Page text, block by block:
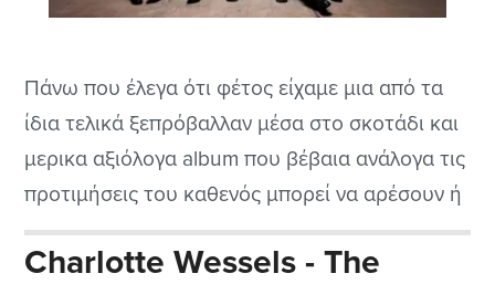
Πάνω που έλεγα ότι φέτος είχαμε μια από τα
ίδια τελικά ξεπρόβαλλαν μέσα στο σκοτάδι και
μερικα αξιόλογα album που βέβαια ανάλογα τις
προτιμήσεις του καθενός μπορεί να αρέσουν ή
και μπορεί να περάσουν στα αζήτητα. Επειδή
εδώ έχω να κάνω με το 17ο cd των θρυλικών
Charlotte Wessels - The